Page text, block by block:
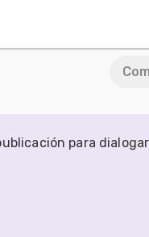
para